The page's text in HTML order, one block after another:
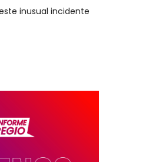
inusual incidente